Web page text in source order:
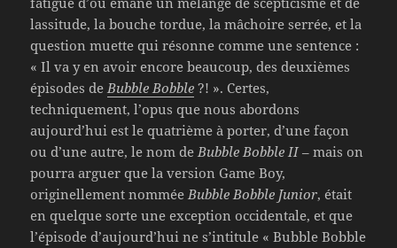
lassitude, la bouche tordue, la mâchoire serrée, et la
question muette qui résonne comme une sentence :
« Il va y en avoir encore beaucoup, des deuxièmes
épisodes deBubble Bobble ?! ». Certes,
techniquement, l’opus que nous abordons
aujourd’hui est le quatrième à porter, d’une façon
ou d’une autre, le nom deBubble Bobble II– mais on
pourra arguer que la version Game Boy,
originellement nomméeBubble Bobble Junior, était
en quelque sorte une exception occidentale, et que
l’épisode d’aujourd’hui ne s’intitule « Bubble Bobble